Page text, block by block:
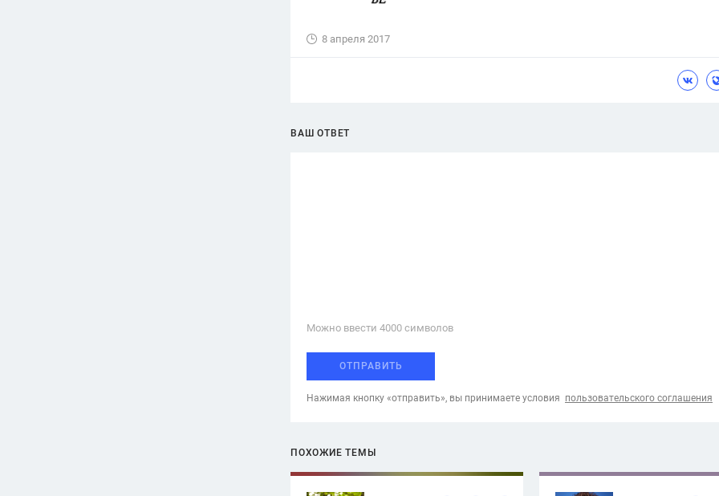
8 апреля 2017
ВАШ ОТВЕТ
Можно ввести 4000 cимволов
ОТПРАВИТЬ
Нажимая кнопку «отправить», вы принимаете условия пользовательского соглашения
ПОХОЖИЕ ТЕМЫ